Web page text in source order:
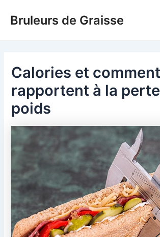
Bruleurs de Graisse
Calories et
rapportent à la
poids